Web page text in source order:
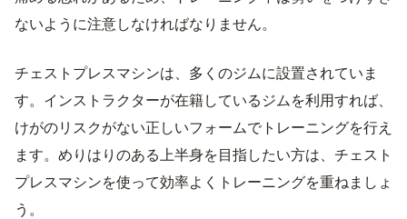
ないように注意しなければなりません。
チェストプレスマシンは、多くのジムに設置されていま
す。インストラクターが在籍しているジムを利用すれば、
けがのリスクがない正しいフォームでトレーニングを行え
ます。めりはりのある上半身を目指したい方は、チェスト
プレスマシンを使って効率よくトレーニングを重ねましょ
う。